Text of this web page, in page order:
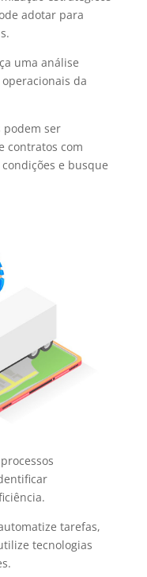
adotar para
uma análise
da
podem ser
contratos com
e busque
tarefas,
tecnologias